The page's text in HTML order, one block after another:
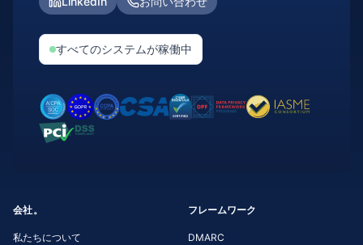
すべてのシステムが稼働中
会社。
私たちについて
フレームワーク
DMARC